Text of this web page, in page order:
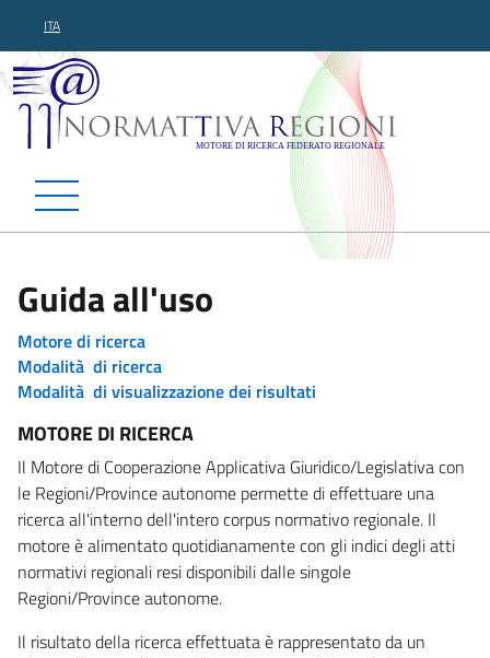
ITA
Normattiva Regioni -
Guida all'uso
Motore di ricerca
Modalità di ricerca
Modalità di visualizzazione dei risultati
MOTORE DI RICERCA
Il Motore di Cooperazione Applicativa Giuridico/Legislativa con
le Regioni/Province autonome permette di effettuare una
ricerca all'interno dell'intero corpus normativo regionale. Il
motore è alimentato quotidianamente con gli indici degli atti
normativi regionali resi disponibili dalle singole
Regioni/Province autonome.
Il risultato della ricerca effettuata è rappresentato da un